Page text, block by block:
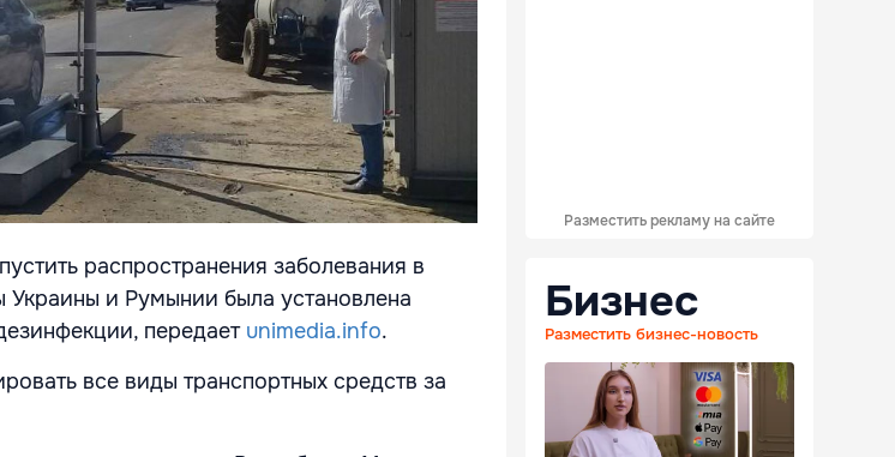
распространения заболевания в
и Румынии была установлена
передает unimedia.info.
все виды транспортных средств за
Разместить рекламу на сайте
Бизнес
Разместить бизнес-новость